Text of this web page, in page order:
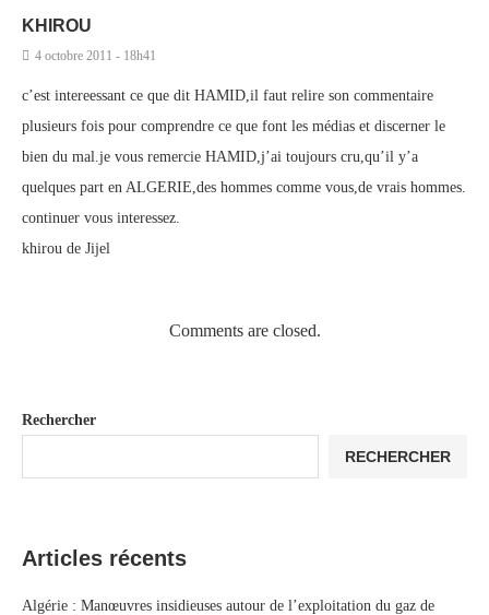
KHIROU
4 octobre 2011 - 18h41
c’est intereessant ce que dit HAMID,il faut relire son commentaire
plusieurs fois pour comprendre ce que font les médias et discerner le
bien du mal.je vous remercie HAMID,j’ai toujours cru,qu’il y’a
quelques part en ALGERIE,des hommes comme vous,de vrais hommes.
continuer vous interessez.
khirou de Jijel
Comments are closed.
Rechercher
RECHERCHER
Articles récents
Algérie : Manœuvres insidieuses autour de l’exploitation du gaz de